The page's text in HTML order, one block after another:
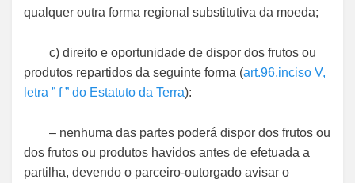
qualquer outra forma regional substitutiva da moeda;
c) direito e oportunidade de dispor dos frutos ou
produtos repartidos da seguinte forma (art.96,inciso V,
letra ” f ” do Estatuto da Terra):
– nenhuma das partes poderá dispor dos frutos ou
dos frutos ou produtos havidos antes de efetuada a
partilha, devendo o parceiro-outorgado avisar o